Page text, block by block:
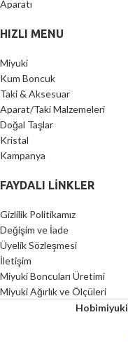
HIZLI MENU
Miyuki
Kum Boncuk
Taki & Aksesuar
Aparat/Taki Malzemeleri
Doğal Taşlar
Kristal
Kampanya
FAYDALI LİNKLER
Gizlilik Politikamız
Değişim ve İade
Üyelik Sözleşmesi
İletişim
Miyuki Boncuları Üretimi
Miyuki Ağırlık ve Ölçüleri
Hobimiyuki